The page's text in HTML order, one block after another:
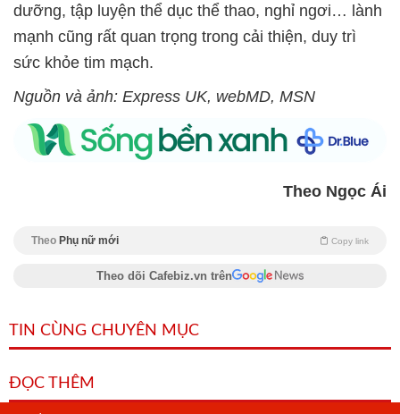
dưỡng, tập luyện thể dục thể thao, nghỉ ngơi… lành
mạnh cũng rất quan trọng trong cải thiện, duy trì
sức khỏe tim mạch.
Nguồn và ảnh: Express UK, webMD, MSN
Theo Ngọc Ái
Theo Phụ nữ mới Copy link
Theo dõi Cafebiz.vn trên
TIN CÙNG CHUYÊN MỤC
ĐỌC THÊM